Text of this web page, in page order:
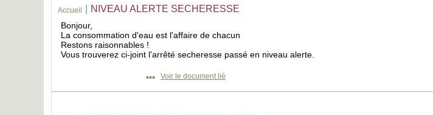
Accueil NIVEAU ALERTE SECHERESSE
Bonjour,
La consommation d'eau est l'affaire de chacun
Restons raisonnables !
Vous trouverez ci-joint l'arrêté secheresse passé en niveau alerte.
▪▪▪ Voir le document lié